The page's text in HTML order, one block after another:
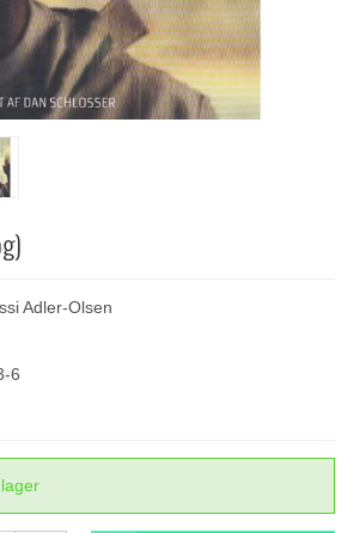
Adler-Olsen
6